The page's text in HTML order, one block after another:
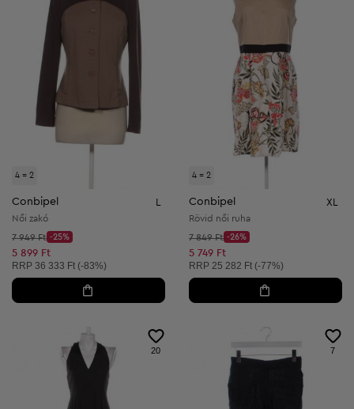
4 = 2
Conbipel L
Női zakó
Kezdő ár:
7 949 Ft
Discount Price:
-25%
Csökkentett ár:
5 899 Ft
Ajánlott ár:
RRP 36 333 Ft (-83%)
4 = 2
Conbipel XL
Rövid női ruha
Kezdő ár:
7 849 Ft
Discount Price:
-26%
Csökkentett ár:
5 749 Ft
Ajánlott ár:
RRP 25 282 Ft (-77%)
20 7